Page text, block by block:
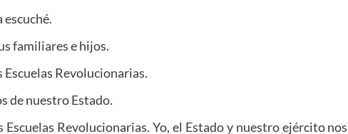
escuché.
familiares e hijos.
Revolucionarias.
de nuestro Estado.
Revolucionarias. Yo, el Estado y nuestro ejército nos